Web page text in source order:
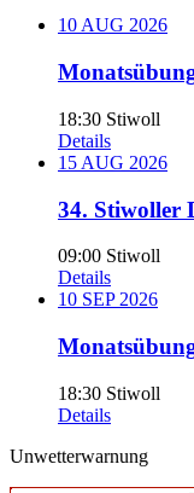
10AUG 2026
18:30 Stiwoll
Details
15 AUG 2026
34. Stiwoller
09:00 Stiwoll
Details
10 SEP 2026
18:30 Stiwoll
Details
Unwetterwarnung